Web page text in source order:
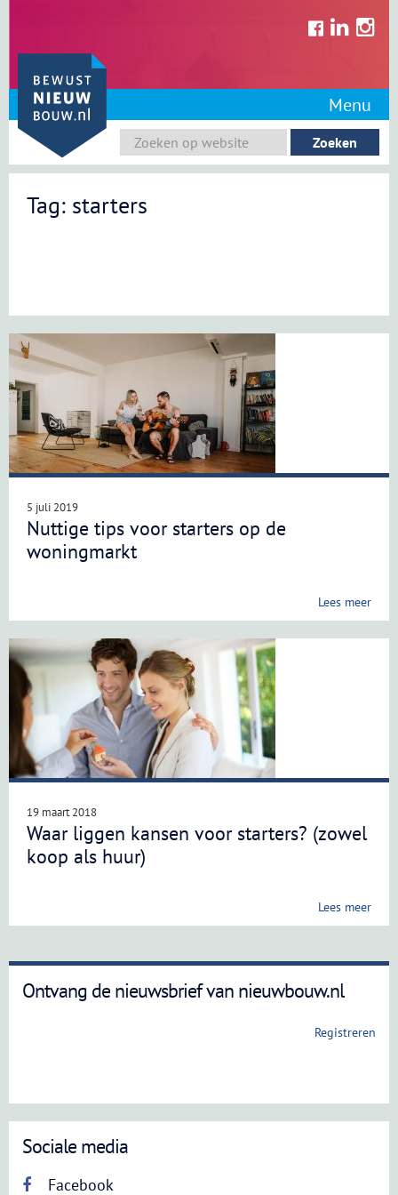
content
Menu
Tag: starters
5 juli 2019
Nuttige tips voor starters op de
woningmarkt
Lees meer
19 maart 2018
Waar liggen kansen voor starters? (zowel
koop als huur)
Lees meer
Ontvang de nieuwsbrief van nieuwbouw.nl
Registreren
Sociale media
Facebook